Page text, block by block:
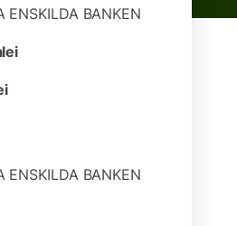
ENSKILDA BANKEN
ENSKILDA BANKEN